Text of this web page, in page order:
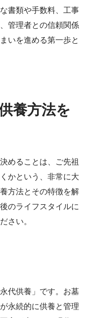
書類や手数料、工事
管理者との信頼関係
いを進める第一歩と
養方法を
めることは、ご先祖
かという、非常に大
方法とその特徴を解
のライフスタイルに
さい。
代供養」です。お墓
永続的に供養と管理